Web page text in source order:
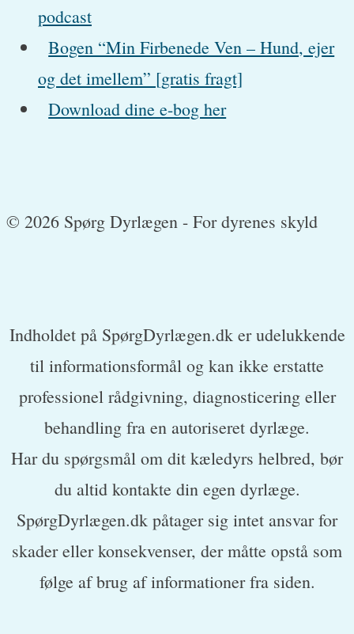
podcast
Bogen “Min Firbenede Ven – Hund, ejer
og det imellem” [gratis fragt]
Download dine e-bog her
© 2026 Spørg Dyrlægen - For dyrenes skyld
Indholdet på SpørgDyrlægen.dk er udelukkende
til informationsformål og kan ikke erstatte
professionel rådgivning, diagnosticering eller
behandling fra en autoriseret dyrlæge.
Har du spørgsmål om dit kæledyrs helbred, bør
du altid kontakte din egen dyrlæge.
SpørgDyrlægen.dk påtager sig intet ansvar for
skader eller konsekvenser, der måtte opstå som
følge af brug af informationer fra siden.